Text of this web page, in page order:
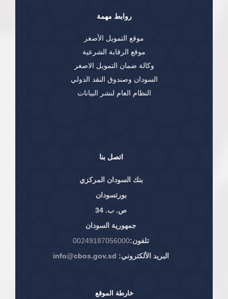
اتصل بنا
بنك السودان المركزي
بورتسودان
ص. ب. 34
جمهورية السودان
تلفون:00249187056000
البريد الألكتروني: info@cbos.gov.sd
روابط مهمة
موقع التمويل الأصغر
موقع الرقابة الشرعية
وكالة ضمان التمويل الاصغر
السودان وصندوق النقد الدولي
النظام العام لنشر البيانات
خارطة الموقع